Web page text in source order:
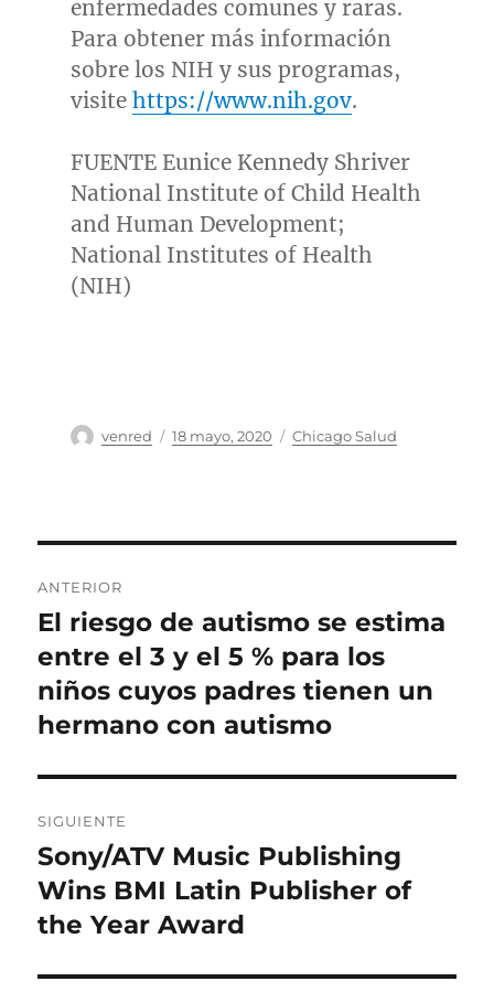
enfermedades comunes y raras.
Para obtener más información
sobre los NIH y sus programas,
visite https://www.nih.gov.
FUENTE Eunice Kennedy Shriver
National Institute of Child Health
and Human Development;
National Institutes of Health
(NIH)
Autor
venred
Publicado
18 mayo, 2020 Categorías
Chicago Salud
de
entradas
ANTERIOR
Entrada
anterior:
El riesgo de autismo se estima
entre el 3 y el 5 % para los
niños cuyos padres tienen un
hermano con autismo
SIGUIENTE
Entrada
siguiente:
Sony/ATV Music Publishing
Wins BMI Latin Publisher of
the Year Award